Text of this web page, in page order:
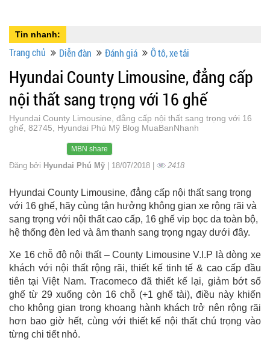
Tin nhanh:
Trang chủ Diễn đàn Đánh giá Ô tô, xe tải
Hyundai County Limousine, đẳng cấp
nội thất sang trọng với 16 ghế
Hyundai County Limousine, đẳng cấp nội thất sang trọng với 16
ghế, 82745, Hyundai Phú Mỹ Blog MuaBanNhanh
MBN share
Đăng bởi Hyundai Phú Mỹ | 18/07/2018 | 2418
Hyundai County Limousine, đẳng cấp nội thất sang trọng
với 16 ghế, hãy cùng tận hưởng không gian xe rộng rãi và
sang trọng với nội thất cao cấp, 16 ghế vip bọc da toàn bộ,
hệ thống đèn led và âm thanh sang trọng ngay dưới đây.
Xe 16 chỗ độ nội thất – County Limousine V.I.P là dòng xe
khách với nội thất rộng rãi, thiết kế tinh tế & cao cấp đầu
tiên tại Việt Nam. Tracomeco đã thiết kế lại, giảm bớt số
ghế từ 29 xuống còn 16 chỗ (+1 ghế tài), điều này khiến
cho không gian trong khoang hành khách trở nên rộng rãi
hơn bao giờ hết, cùng với thiết kế nội thất chú trọng vào
từng chi tiết nhỏ.